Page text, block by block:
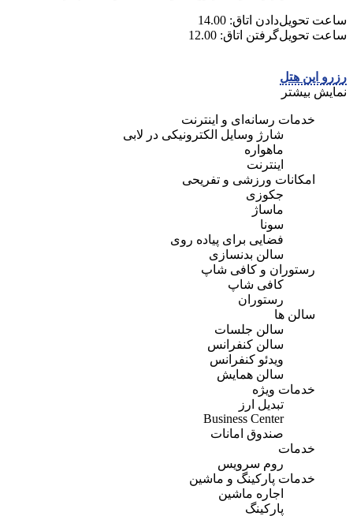
ساعت تحویل‌دادن اتاق: 14.00
ساعت تحویل‌گرفتن اتاق: 12.00
رزرو این هتل
نمایش بیشتر
خدمات رسانه‌ای و اینترنت
شارژ وسایل الکترونیکی در لابی
ماهواره
اینترنت
امکانات ورزشی و تفریحی
جکوزی
ماساژ
سونا
فضایی برای پیاده روی
سالن بدنسازی
رستوران و کافی شاپ
کافی شاپ
رستوران
سالن ها
سالن جلسات
سالن کنفرانس
ویدئو کنفرانس
سالن همایش
خدمات ویژه
تبديل ارز
Business Center
صندوق امانات
خدمات
روم سرویس
خدمات پارکینگ و ماشین
اجاره ماشين
پارکینگ